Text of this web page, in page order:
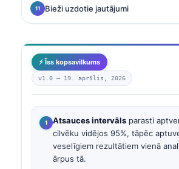
Bieži uzdotie jautājumi
⚡ Īss kopsavilkums
v1.0 — 19. aprīlis, 2026
Atsauces intervāls parasti
cilvēku vidējos 95%, tāpēc
veselīgiem rezultātiem vienā
ārpus tā.